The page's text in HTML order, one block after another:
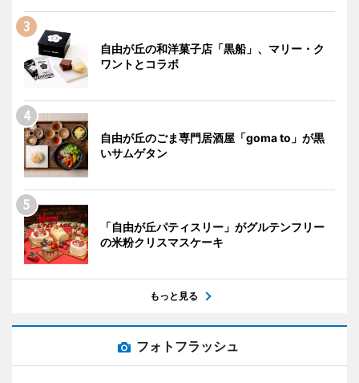
自由が丘の和洋菓子店「黒船」、マリー・ク
ワントとコラボ
自由が丘のごま専門居酒屋「goma to」が黒
いサムゲタン
「自由が丘パティスリー」がグルテンフリー
の米粉クリスマスケーキ
もっと見る
フォトフラッシュ